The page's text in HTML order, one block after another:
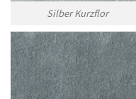
Silber Kurzflor